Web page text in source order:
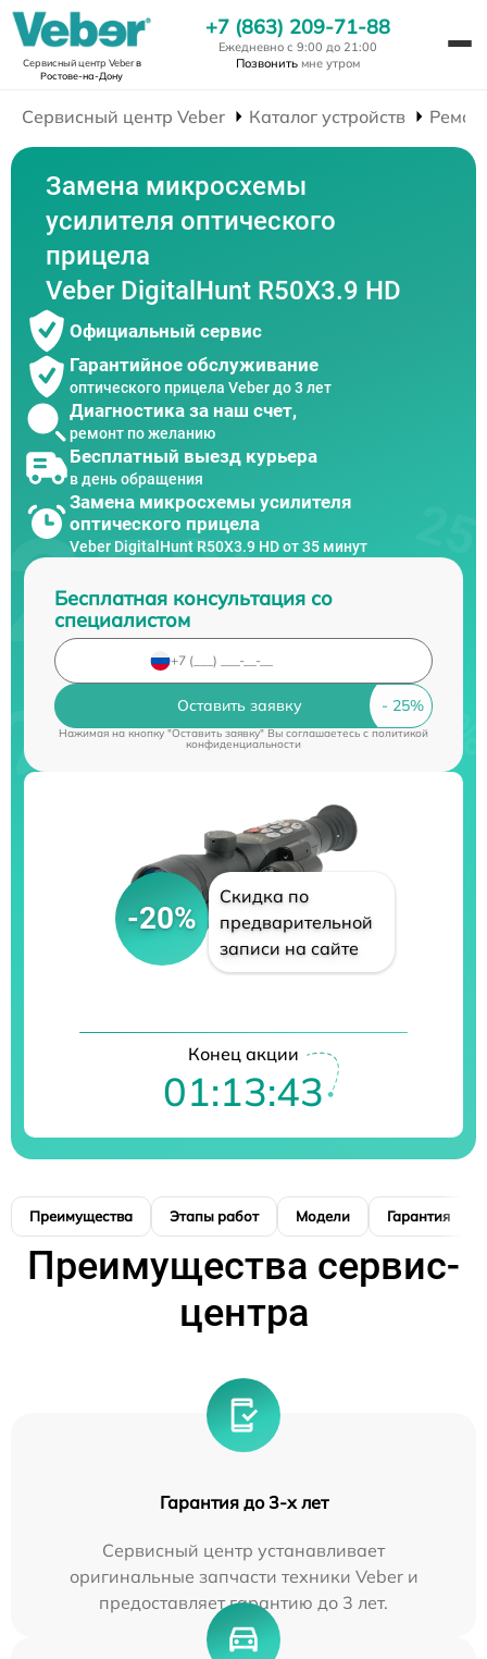
Сервисный центр Veberв
Ростове-на-Дону
+7 (863) 209-71-88
Ежедневно с 9:00 до 21:00
Позвонить мне утром
Сервисный центр Veber Каталог устройств
Замена микросхемы
усилителя оптического
прицела
Veber DigitalHunt R50X3.9 HD
Официальный сервис
Гарантийное обслуживание
оптического прицела Veber до 3 лет
Диагностика за наш счет,
ремонт по желанию
Бесплатный выезд курьера
в день обращения
Замена микросхемы усилителя
оптического прицела
Veber DigitalHunt R50X3.9 HD от 35 минут
Бесплатная консультация со
специалистом
Оставить заявку
Нажимая на кнопку "Оставить заявку" Вы соглашаетесь cполитикой
конфиденциальности
-20%
Скидка по
предварительной
записи на сайте
Конец акции
01:13:42
Преимущества Этапы работ Модели Гарантия
Преимущества сервис-
центра
Гарантия до 3-х лет
Сервисный центр устанавливает
оригинальные запчасти техники Veber и
предоставляет гарантию до 3 лет.